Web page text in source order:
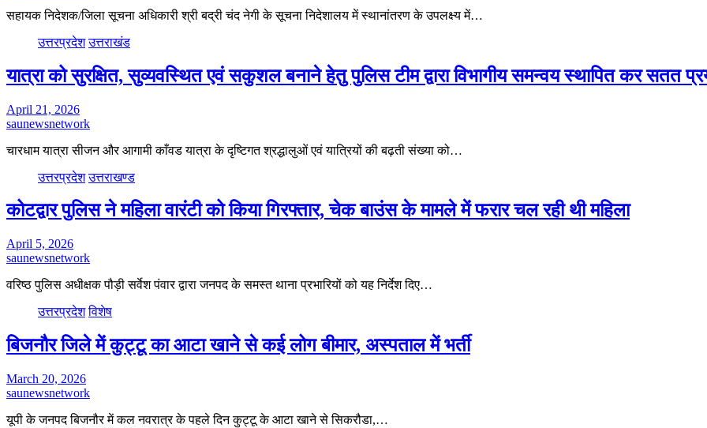
सहायक निदेशक/जिला सूचना अधिकारी श्री बद्री चंद नेगी के सूचना निदेशालय में स्थानांतरण के उपलक्ष्य में…
उत्तरप्रदेश उत्तराखंड
यात्रा को सुरक्षित, सुव्यवस्थित एवं सकुशल बनाने हेतु पुलिस टीम द्वारा विभागीय समन्वय स्थापित कर सतत
April 21, 2026
saunewsnetwork
चारधाम यात्रा सीजन और आगामी काँवड यात्रा के दृष्टिगत श्रद्धालुओं एवं यात्रियों की बढ़ती संख्या को…
उत्तरप्रदेश उत्तराखण्ड
कोटद्वार पुलिस ने महिला वारंटी को किया गिरफ्तार, चेक बाउंस के मामले में फरार चल रही थी महिला
April 5, 2026
saunewsnetwork
वरिष्ठ पुलिस अधीक्षक पौड़ी सर्वेश पंवार द्वारा जनपद के समस्त थाना प्रभारियों को यह निर्देश दिए…
उत्तरप्रदेश विशेष
बिजनौर जिले में कुट्टू का आटा खाने से कई लोग बीमार, अस्पताल में भर्ती
March 20, 2026
saunewsnetwork
यूपी के जनपद बिजनौर में कल नवरात्र के पहले दिन कुट्टू के आटा खाने से सिकरौडा,…